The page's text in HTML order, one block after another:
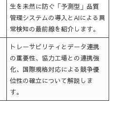
生を未然に防ぐ「予測型」品質
管理システムの導入とAIによる異
常検知の最前線を紹介します。
トレーサビリティとデータ連携
の重要性、協力工場との連携強
化、国際規格対応による競争優
位性の確立について解説しま
す。